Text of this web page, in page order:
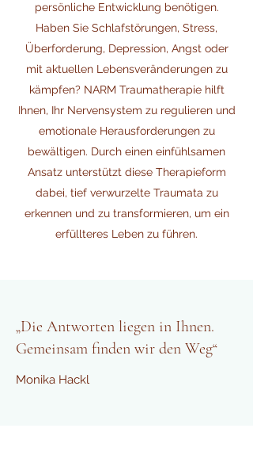
persönliche Entwicklung benötigen.
Haben Sie Schlafstörungen, Stress,
Überforderung, Depression, Angst oder
mit aktuellen Lebensveränderungen zu
kämpfen? NARM Traumatherapie hilft
Ihnen, Ihr Nervensystem zu regulieren und
emotionale Herausforderungen zu
bewältigen. Durch einen einfühlsamen
Ansatz unterstützt diese Therapieform
dabei, tief verwurzelte Traumata zu
erkennen und zu transformieren, um ein
erfüllteres Leben zu führen.
„Die Antworten liegen in Ihnen.
Gemeinsam finden wir den Weg“
Monika Hackl